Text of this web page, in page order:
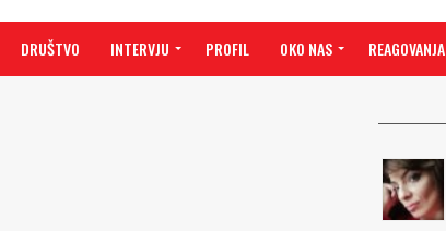
DRUŠTVO INTERVJU PROFIL OKO NAS REAGOVANJA